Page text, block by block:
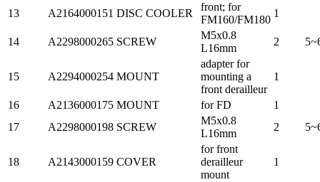
13 A2164000151 DISC COOLER
front; for
FM160/FM180
1
14 A2298000265 SCREW
M5x0.8
L16mm
2
15 A2294000254 MOUNT
adapter for
mounting a
front derailleur
1
16 A2136000175 MOUNT for FD
1
17
A2298000198 SCREW
M5x0.8
L16mm
2
18 A2143000159 COVER
for front
derailleur
mount
1